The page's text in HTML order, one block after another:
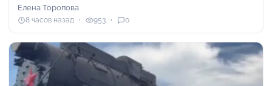
Елена Торопова
8 часов назад 953 0